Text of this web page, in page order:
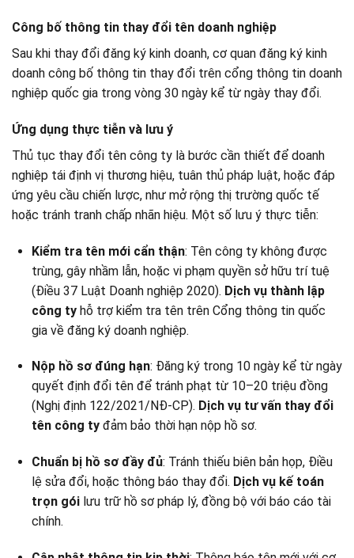
Công bố thông tin thay đổi tên doanh nghiệp
Sau khi thay đổi đăng ký kinh doanh, cơ quan đăng ký kinh
doanh công bố thông tin thay đổi trên cổng thông tin doanh
nghiệp quốc gia trong vòng 30 ngày kể từ ngày thay đổi.
Ứng dụng thực tiễn và lưu ý
Thủ tục thay đổi tên công ty là bước cần thiết để doanh
nghiệp tái định vị thương hiệu, tuân thủ pháp luật, hoặc đáp
ứng yêu cầu chiến lược, như mở rộng thị trường quốc tế
hoặc tránh tranh chấp nhãn hiệu. Một số lưu ý thực tiễn:
Kiểm tra tên mới cẩn thận: Tên công ty không được
trùng, gây nhầm lẫn, hoặc vi phạm quyền sở hữu trí tuệ
(Điều 37 Luật Doanh nghiệp 2020). Dịch vụ thành lập
công ty hỗ trợ kiểm tra tên trên Cổng thông tin quốc
gia về đăng ký doanh nghiệp.
Nộp hồ sơ đúng hạn: Đăng ký trong 10 ngày kể từ ngày
quyết định đổi tên để tránh phạt từ 10–20 triệu đồng
(Nghị định 122/2021/NĐ-CP). Dịch vụ tư vấn thay đổi
tên công ty đảm bảo thời hạn nộp hồ sơ.
Chuẩn bị hồ sơ đầy đủ: Tránh thiếu biên bản họp, Điều
lệ sửa đổi, hoặc thông báo thay đổi. Dịch vụ kế toán
trọn gói lưu trữ hồ sơ pháp lý, đồng bộ với báo cáo tài
chính.